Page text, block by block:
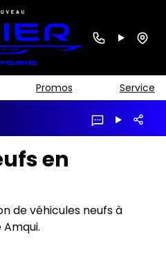
Promos Service
en
de véhicules neufs à